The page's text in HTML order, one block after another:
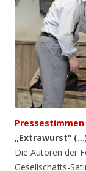
Pressestimmen
„Extrawurst“
Die Autoren der
Gesellschafts-